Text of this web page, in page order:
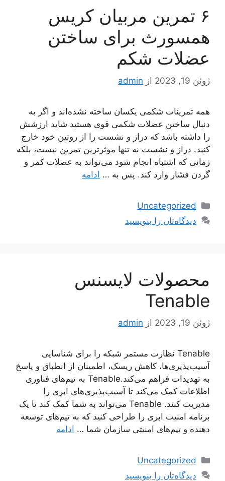
۶ تمرین مربیان کریس
همسورث برای ساختن
عضلات شکم
ژوئن 19, 2023 از admin
همه تمرینات شکمی یکسان ساخته نشده‌اند و اگر به
دنبال ساختن عضلات شکمی قوی هستید شاید ارزشش
را داشته باشد که دراز و نشست را از روتین خود خارج
کنید. دراز و نشست نه تنها موثرترین تمرین نیست، بلکه
زمانی که اشتباه انجام شود می‌تواند به عضلات کمر و
گردن فشار وارد کند. پس به … ادامه
دسته‌ها
Uncategorized
دیدگاه‌تان را بنویسید
محصولات لایسنس
Tenable
ژوئن 19, 2023 از admin
Tenable نظارت مستمر شبکه را برای شناسایی
آسیب‌پذیری‌ها، کاهش ریسک، اطمینان از انطباق و پاسخ
به تهدیدات فراهم می‌کند.Tenable به تیم‌های فناوری
اطلاعات کمک می‌کند تا آسیب‌پذیری‌های ابری را
مدیریت کنند. Tenable می‌تواند به شما کمک کند تا یک
برنامه امنیت ابری را طراحی کنید که به تیم‌های توسعه
‌دهنده و تیم‌های امنیتی سازمان شما … ادامه
دسته‌ها
Uncategorized
دیدگاه‌تان را بنویسید